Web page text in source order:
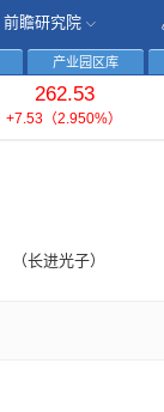
前瞻研究院
产业园区库
262.53
+7.53 （2.950%）
（长进光子）